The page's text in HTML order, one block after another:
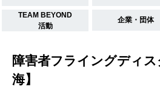
TEAM BEYOND
活動
企業・団体
障害者フライングディ
海】